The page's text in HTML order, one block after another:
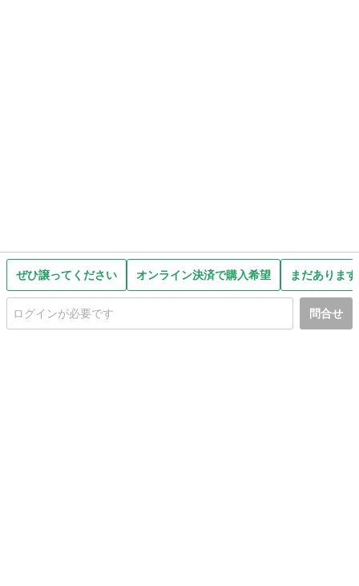
ぜひ譲ってください オンライン決済で購入希望 まだありま
問合せ